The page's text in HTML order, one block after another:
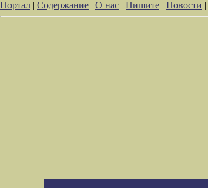
Портал | Содержание | О нас | Пишите | Новости |